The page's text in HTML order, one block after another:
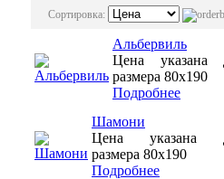
Сортировка:
Альбервиль
Цена указана
размера 80х190
Подробнее
Шамони
Цена указана
размера 80х190
Подробнее